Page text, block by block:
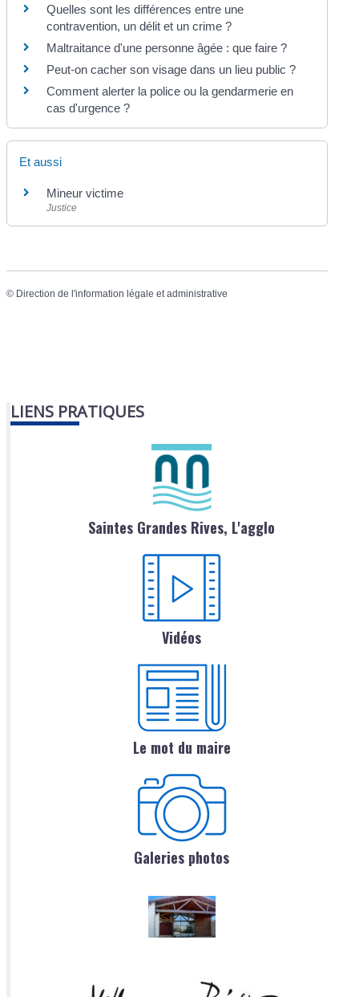
Quelles sont les différences entre une
contravention, un délit et un crime ?
Maltraitance d'une personne âgée : que faire ?
Peut-on cacher son visage dans un lieu public ?
Comment alerter la police ou la gendarmerie en
cas d'urgence ?
Et aussi
Mineur victime
Justice
© Direction de l'information légale et administrative
LIENS PRATIQUES
Saintes Grandes Rives, L'agglo
Vidéos
Le mot du maire
Galeries photos